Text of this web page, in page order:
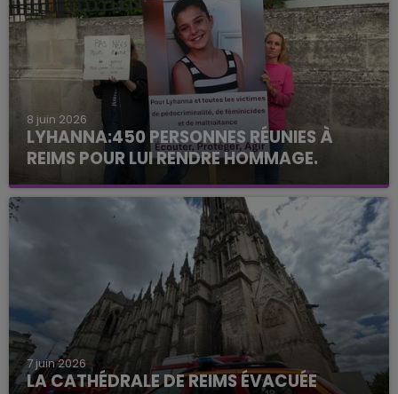
8 juin 2026
LYHANNA:450 PERSONNES RÉUNIES À
REIMS POUR LUI RENDRE HOMMAGE.
7 juin 2026
LA CATHÉDRALE DE REIMS ÉVACUÉE